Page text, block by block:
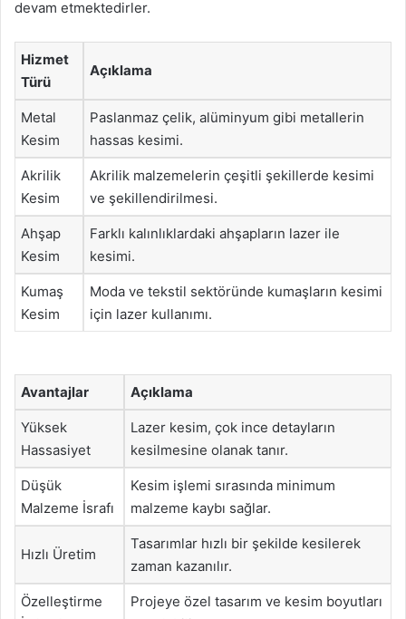
devam etmektedirler.
Hizmet
Türü
Açıklama
Metal
Kesim
Paslanmaz çelik, alüminyum gibi metallerin
hassas kesimi.
Akrilik
Kesim
Akrilik malzemelerin çeşitli şekillerde kesimi
ve şekillendirilmesi.
Ahşap
Kesim
Farklı kalınlıklardaki ahşapların lazer ile
kesimi.
Kumaş
Kesim
Moda ve tekstil sektöründe kumaşların kesimi
için lazer kullanımı.
Avantajlar Açıklama
Yüksek
Hassasiyet
Lazer kesim, çok ince detayların
kesilmesine olanak tanır.
Düşük
Malzeme İsrafı
Kesim işlemi sırasında minimum
malzeme kaybı sağlar.
Hızlı Üretim
Tasarımlar hızlı bir şekilde kesilerek
zaman kazanılır.
Özelleştirme
Projeye özel tasarım ve kesim boyutları